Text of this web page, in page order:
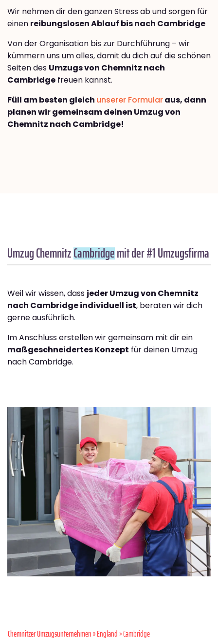
Wir nehmen dir den ganzen Stress ab und sorgen für
einen reibungslosen Ablauf bis nach Cambridge
Von der Organisation bis zur Durchführung – wir
kümmern uns um alles, damit du dich auf die schönen
Seiten des Umzugs von Chemnitz nach
Cambridge freuen kannst.
Füll am besten gleich unserer Formularaus, dann
planen wir gemeinsam deinen Umzug von
Chemnitz nach Cambridge!
Umzug ChemnitzCambridgemit der #1 Umzugsfirma
Weil wir wissen, dass jeder Umzug von Chemnitz
nach Cambridge individuell ist, beraten wir dich
gerne ausführlich.
Im Anschluss erstellen wir gemeinsam mit dir ein
maßgeschneidertes Konzept für deinen Umzug
nach Cambridge.
Chemnitzer Umzugsunternehmen»England» Cambridge